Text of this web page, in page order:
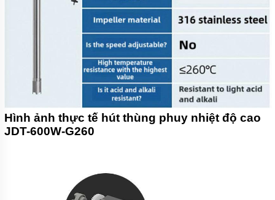
Hình ảnh thực tế hút thùng phuy nhiệt độ cao
JDT-600W-G260